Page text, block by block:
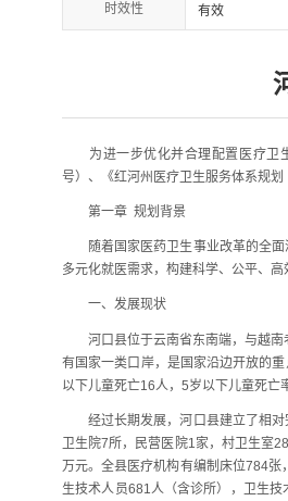
时效性 有效
为进一步优化并合理配置医疗卫生
号）、《红河州医疗卫生服务体系规
第一章 规划背景
随着国家医药卫生事业改革的全面
多元化就医需求，构建科学、公平、
一、发展现状
河口县位于云南省东南端，与越南
有国家一类口岸，是国家沿边开放的
以下儿童死亡16人，5岁以下儿童死
经过长期发展，河口县建立了相对
卫生院7所，民营医院1家，村卫生室
万元。全县医疗机构有编制床位784
生技术人员681人（含诊所），卫生